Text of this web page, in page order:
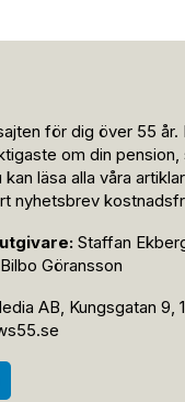
för dig över 55 år.
om din pension,
läsa alla våra
nyhetsbrev
Staffan
Bilbo Göransson
AB, Kungsgatan 9,